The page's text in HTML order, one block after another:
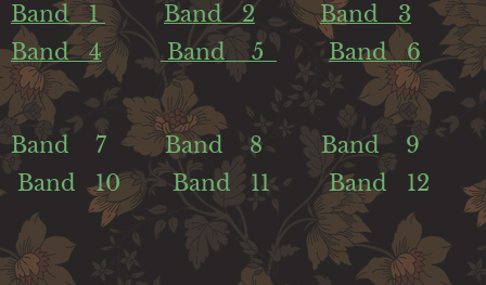
Band 1 Band 2
Band 3
Band 4
Band 5 Band 6
Band 7 Band 8 Band 9
Band 10 Band 11 Band 12